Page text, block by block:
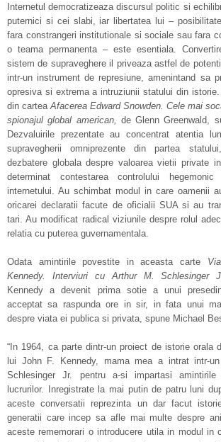
Internetul democratizeaza discursul politic si
puternici si cei slabi, iar libertatea lui –
fara constrangeri institutionale si sociale sau fara
o teama permanenta – este esentiala.
sistem de supraveghere il priveaza astfel de
intr-un instrument de represiune, amenintand sa
opresiva si extrema a intruziunii statului din
din carteaAfacerea Edward Snowden. Cele mai
spionajul global american, de Glenn Greenwald,
Dezvaluirile prezentate au concentrat atentia
supravegherii omniprezente din partea
dezbatere globala despre valoarea vietii private
determinat contestarea controlului
internetului. Au schimbat modul in care oamenii
oricarei declaratii facute de oficialii SUA si au
tari. Au modificat radical viziunile despre rolul
relatia cu puterea guvernamentala.
Odata amintirile povestite in aceasta carte
Kennedy. Interviuri cu Arthur M. Schlesinger
Kennedy a devenit prima sotie a unui
acceptat sa raspunda ore in sir, in fata unui
despre viata ei publica si privata, spune Michael
“In 1964, ca parte dintr-un proiect de istorie orala
lui John F. Kennedy, mama mea a intrat intr-
Schlesinger Jr. pentru a-si impartasi
lucrurilor. Inregistrate la mai putin de patru luni
aceste conversatii reprezinta un dar facut
generatii care incep sa afle mai multe despre
aceste rememorari o introducere utila in modul in